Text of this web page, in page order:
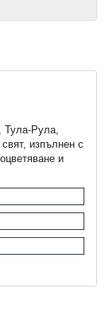
Тула-Рула,
изпълнен с
и